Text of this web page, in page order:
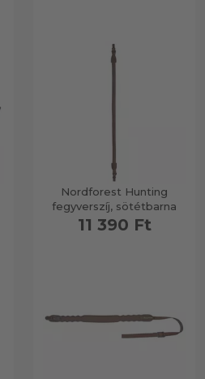
Nordforest Hunting
fegyverszíj, sötétbarna
11 390 Ft